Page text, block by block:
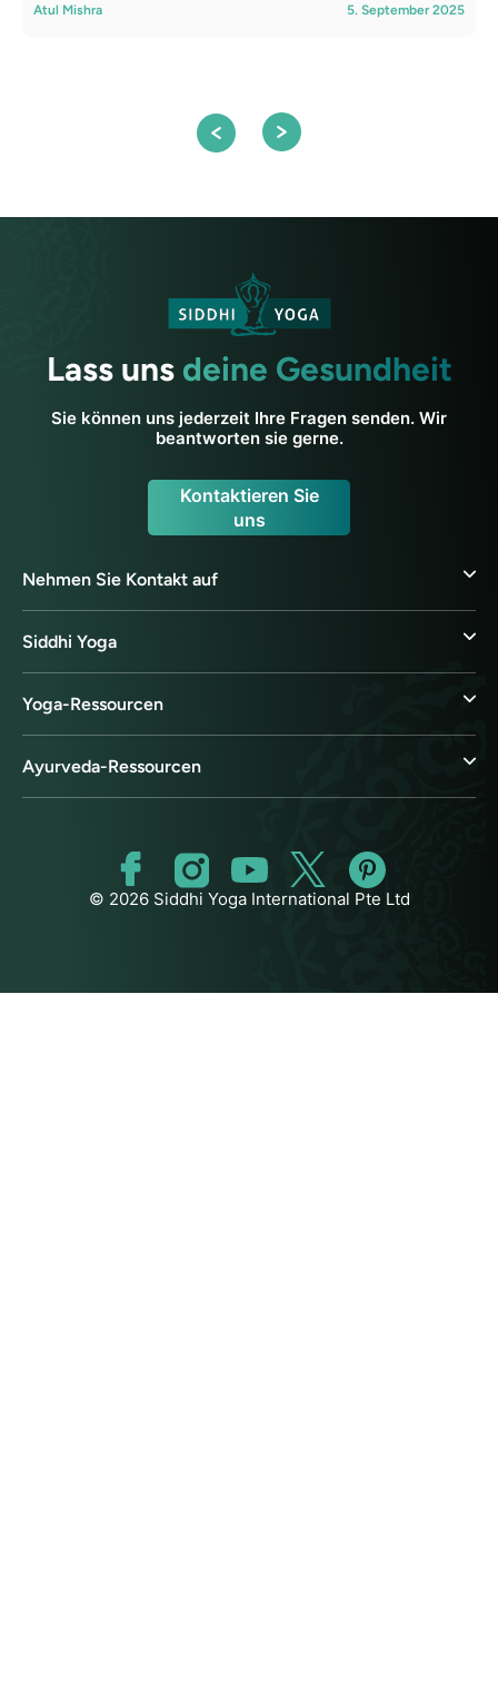
Atul Mishra
5. September 2025
Lass uns deine Gesundheit
Sie können uns jederzeit Ihre Fragen senden. Wir
beantworten sie gerne.
Kontaktieren Sie
uns
Nehmen Sie Kontakt auf
Siddhi Yoga
Yoga-Ressourcen
Ayurveda-Ressourcen
© 2026 Siddhi Yoga International Pte Ltd